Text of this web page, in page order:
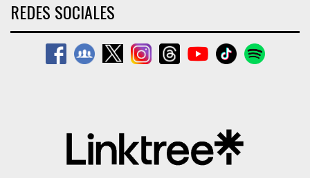
REDES SOCIALES